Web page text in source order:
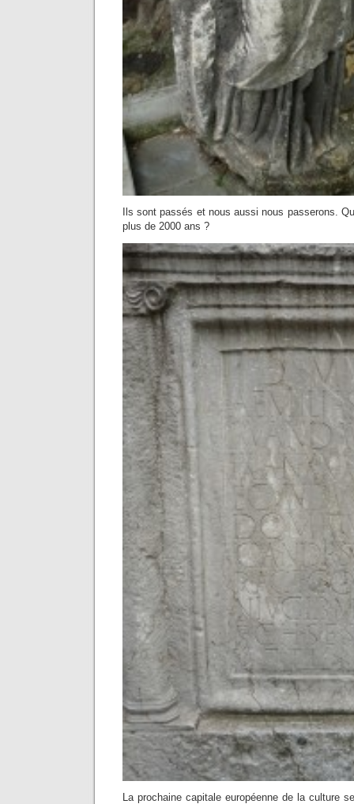
Ils sont passés et nous aussi nous passerons.
plus de 2000 ans ?
La prochaine capitale européenne de la culture